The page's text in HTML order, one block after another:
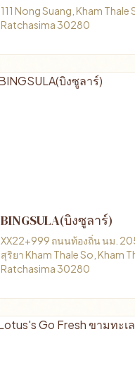
111 Nong Suang, Kham
Ratchasima 30280
BINGSULA(บิงซูลาร์)​
XX22+999 ถนนท้องถิ่น นม.
สุริยา Kham Thale So, Kham
Ratchasima 30280